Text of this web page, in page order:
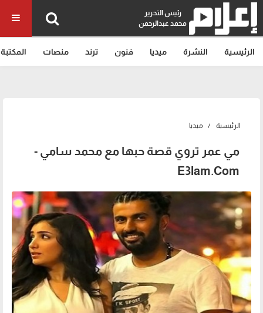
رئيس التحرير
محمد عبدالرحمن
الرئيسية النشرة ميديا فنون ترند منصات المكتبة
الرئيسية ميديا
مي عمر تروي قصة حبها مع محمد سامي -
E3lam.Com